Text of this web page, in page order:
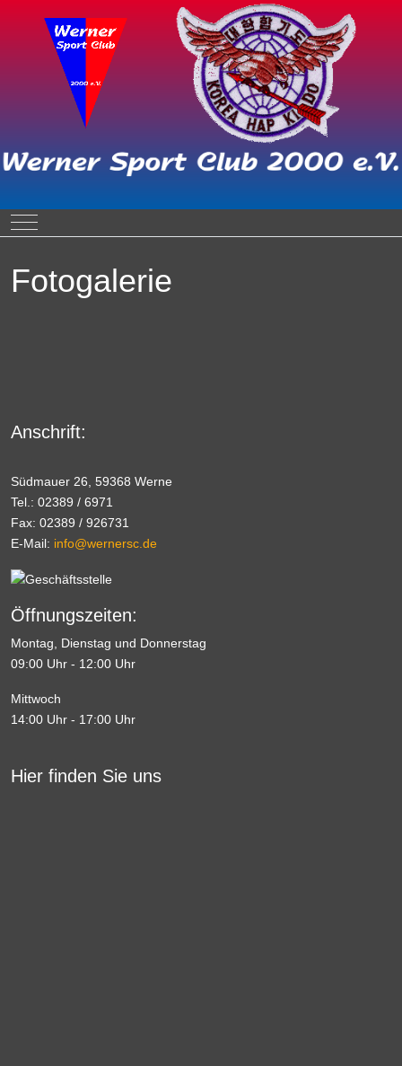
Mobile Menu Toggle
Fotogalerie
Anschrift:
Südmauer 26, 59368 Werne
Tel.: 02389 / 6971
Fax: 02389 / 926731
E-Mail: info@wernersc.de
Öffnungszeiten:
Montag, Dienstag und Donnerstag
09:00 Uhr - 12:00 Uhr
Mittwoch
14:00 Uhr - 17:00 Uhr
Hier finden Sie uns